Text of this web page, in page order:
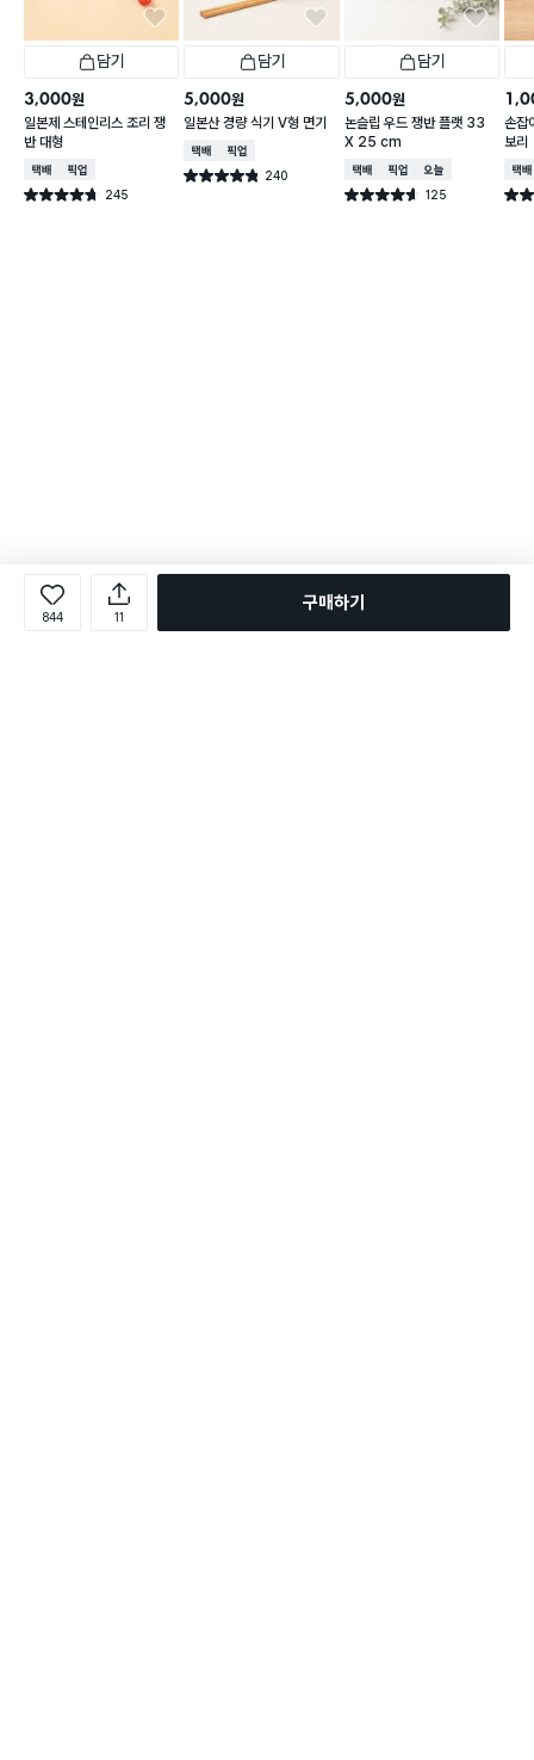
담기
3,000원
일본제 스테인리스 조리 쟁
반 대형
택배배송매장픽업
별점 4.7점 245
건 작성
담기
5,000원
일본산 경량 식기 V형 면기
택배배송매장픽업
별점 4.8점 240
건 작성
담기
5,000원
논슬립 우드 쟁반 플랫 33
X 25 cm
택배배송매장픽업오늘배송
별점 4.6점 125
건 작성
손잡
보리
택배
별점
844 11
구매하기